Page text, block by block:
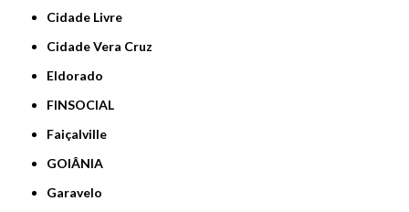
Cidade Livre
Cidade Vera Cruz
Eldorado
FINSOCIAL
Faiçalville
GOIÂNIA
Garavelo